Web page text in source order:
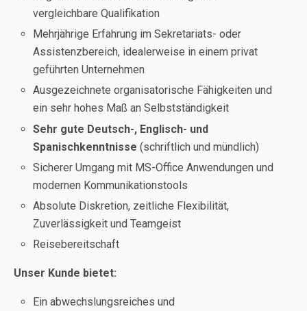
vergleichbare Qualifikation
Mehrjährige Erfahrung im Sekretariats- oder
Assistenzbereich, idealerweise in einem privat
geführten Unternehmen
Ausgezeichnete organisatorische Fähigkeiten und
ein sehr hohes Maß an Selbstständigkeit
Sehr gute Deutsch-, Englisch- und
Spanischkenntnisse (schriftlich und mündlich)
Sicherer Umgang mit MS-Office Anwendungen und
modernen Kommunikationstools
Absolute Diskretion, zeitliche Flexibilität,
Zuverlässigkeit und Teamgeist
Reisebereitschaft
Unser Kunde bietet:
Ein abwechslungsreiches und